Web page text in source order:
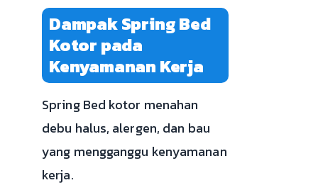
Dampak Spring Bed
Kotor pada
Kenyamanan Kerja
Spring Bed kotor menahan
debu halus, alergen, dan bau
yang mengganggu kenyamanan
kerja.